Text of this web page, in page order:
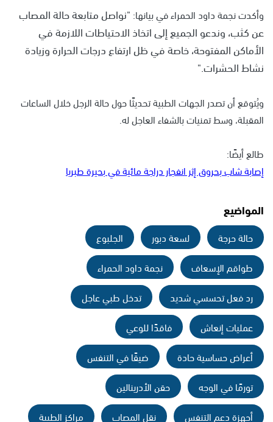
وأكدت نجمة داود الحمراء في بيانها: "نواصل متابعة حالة المصاب
عن كثب، وندعو الجميع إلى اتخاذ الاحتياطات اللازمة في
الأماكن المفتوحة، خاصة في ظل ارتفاع درجات الحرارة وزيادة
نشاط الحشرات."
ويُتوقع أن تصدر الجهات الطبية تحديثًا حول حالة الرجل خلال الساعات
المقبلة، وسط تمنيات بالشفاء العاجل له.
طالع أيضًا:
إصابة شاب بحروق إثر انفجار دراجة مائية في بحيرة طبريا
المواضيع
حالة حرجة لسعة دبور
الجلبوع
طواقم الإسعاف
نجمة داود الحمراء
رد فعل تحسسي شديد
تدخل طبي عاجل
عمليات إنعاش
فاقدًا للوعي
أعراض حساسية حادة
ضيقًا في التنفس
تورمًا في الوجه
حقن الأدرينالين
أجهزة دعم التنفس
نقل المصاب مراكز الطبية